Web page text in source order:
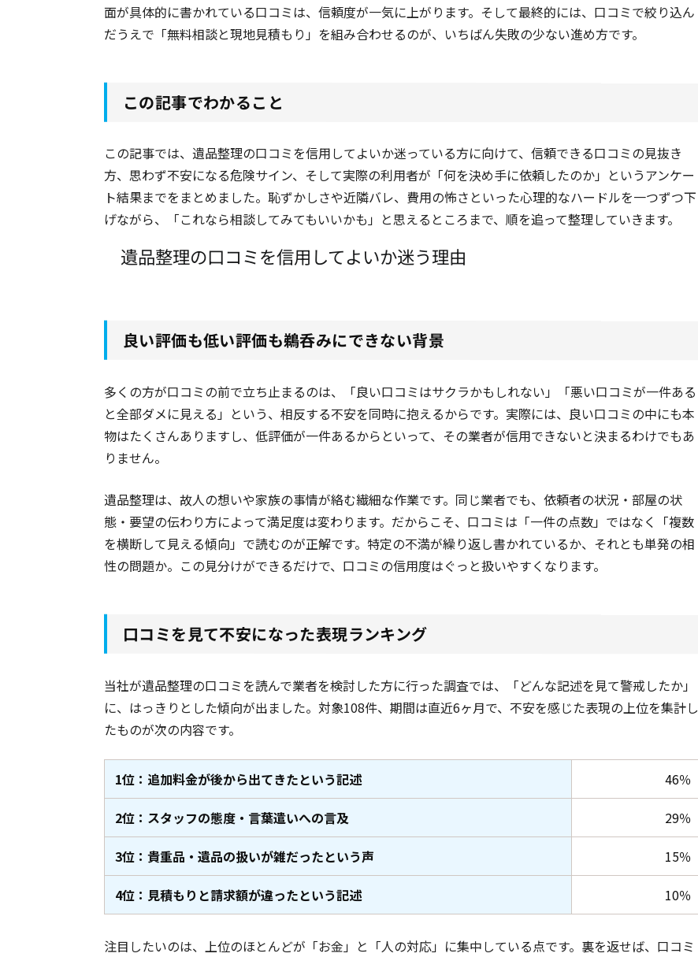
面が具体的に書かれている口コミは、信頼度が一気に上がります。そして最終的には、口コミで絞り込ん
だうえで「無料相談と現地見積もり」を組み合わせるのが、いちばん失敗の少ない進め方です。
この記事でわかること
この記事では、遺品整理の口コミを信用してよいか迷っている方に向けて、信頼できる口コミの見抜き
方、思わず不安になる危険サイン、そして実際の利用者が「何を決め手に依頼したのか」というアンケー
ト結果までをまとめました。恥ずかしさや近隣バレ、費用の怖さといった心理的なハードルを一つずつ下
げながら、「これなら相談してみてもいいかも」と思えるところまで、順を追って整理していきます。
遺品整理の口コミを信用してよいか迷う理由
良い評価も低い評価も鵜呑みにできない背景
多くの方が口コミの前で立ち止まるのは、「良い口コミはサクラかもしれない」「悪い口コミが一件ある
と全部ダメに見える」という、相反する不安を同時に抱えるからです。実際には、良い口コミの中にも本
物はたくさんありますし、低評価が一件あるからといって、その業者が信用できないと決まるわけでもあ
りません。
遺品整理は、故人の想いや家族の事情が絡む繊細な作業です。同じ業者でも、依頼者の状況・部屋の状
態・要望の伝わり方によって満足度は変わります。だからこそ、口コミは「一件の点数」ではなく「複数
を横断して見える傾向」で読むのが正解です。特定の不満が繰り返し書かれているか、それとも単発の相
性の問題か。この見分けができるだけで、口コミの信用度はぐっと扱いやすくなります。
口コミを見て不安になった表現ランキング
当社が遺品整理の口コミを読んで業者を検討した方に行った調査では、「どんな記述を見て警戒したか」
に、はっきりとした傾向が出ました。対象108件、期間は直近6ヶ月で、不安を感じた表現の上位を集計し
たものが次の内容です。
1位：追加料金が後から出てきたという記述 46％
2位：スタッフの態度・言葉遣いへの言及 29％
3位：貴重品・遺品の扱いが雑だったという声 15％
4位：見積もりと請求額が違ったという記述 10％
注目したいのは、上位のほとんどが「お金」と「人の対応」に集中している点です。裏を返せば、口コミ